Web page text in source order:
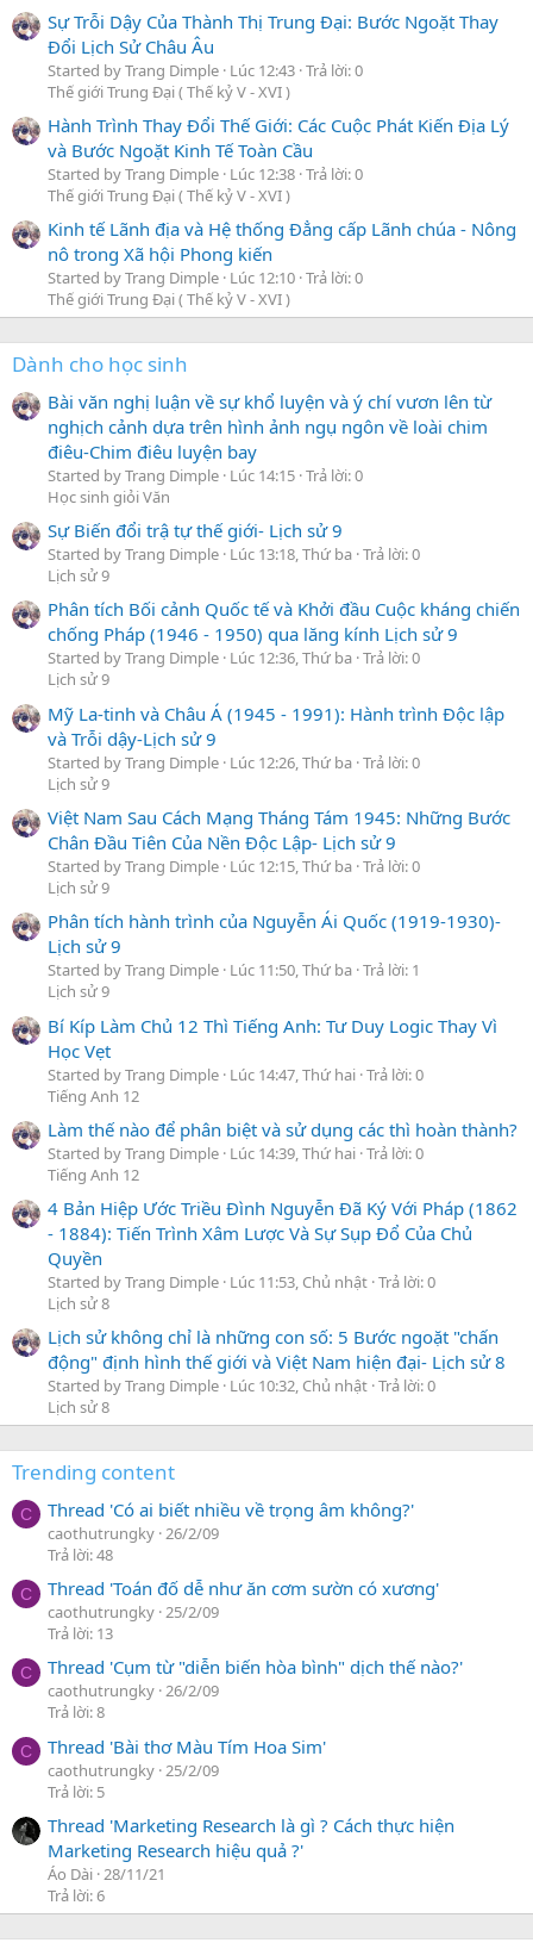
Sự Trỗi Dậy Của Thành Thị Trung Đại: Bước Ngoặt Thay
Đổi Lịch Sử Châu Âu
Started by Trang Dimple Lúc 12:43 Trả lời: 0
Thế giới Trung Đại ( Thế kỷ V - XVI )
Hành Trình Thay Đổi Thế Giới: Các Cuộc Phát Kiến Địa Lý
và Bước Ngoặt Kinh Tế Toàn Cầu
Started by Trang Dimple Lúc 12:38 Trả lời: 0
Thế giới Trung Đại ( Thế kỷ V - XVI )
Kinh tế Lãnh địa và Hệ thống Đẳng cấp Lãnh chúa - Nông
nô trong Xã hội Phong kiến
Started by Trang Dimple Lúc 12:10 Trả lời: 0
Thế giới Trung Đại ( Thế kỷ V - XVI )
Dành cho học sinh
Bài văn nghị luận về sự khổ luyện và ý chí vươn lên từ
nghịch cảnh dựa trên hình ảnh ngụ ngôn về loài chim
điêu-Chim điêu luyện bay
Started by Trang Dimple Lúc 14:15 Trả lời: 0
Học sinh giỏi Văn
Sự Biến đổi trậ tự thế giới- Lịch sử 9
Started by Trang Dimple Lúc 13:18, Thứ ba Trả lời: 0
Lịch sử 9
Phân tích Bối cảnh Quốc tế và Khởi đầu Cuộc kháng chiến
chống Pháp (1946 - 1950) qua lăng kính Lịch sử 9
Started by Trang Dimple Lúc 12:36, Thứ ba Trả lời: 0
Lịch sử 9
Mỹ La-tinh và Châu Á (1945 - 1991): Hành trình Độc lập
và Trỗi dậy-Lịch sử 9
Started by Trang Dimple Lúc 12:26, Thứ ba Trả lời: 0
Lịch sử 9
Việt Nam Sau Cách Mạng Tháng Tám 1945: Những Bước
Chân Đầu Tiên Của Nền Độc Lập- Lịch sử 9
Started by Trang Dimple Lúc 12:15, Thứ ba Trả lời: 0
Lịch sử 9
Phân tích hành trình của Nguyễn Ái Quốc (1919-1930)-
Lịch sử 9
Started by Trang Dimple Lúc 11:50, Thứ ba Trả lời: 1
Lịch sử 9
Bí Kíp Làm Chủ 12 Thì Tiếng Anh: Tư Duy Logic Thay Vì
Học Vẹt
Started by Trang Dimple Lúc 14:47, Thứ hai Trả lời: 0
Tiếng Anh 12
Làm thế nào để phân biệt và sử dụng các thì hoàn thành?
Started by Trang Dimple Lúc 14:39, Thứ hai Trả lời: 0
Tiếng Anh 12
4 Bản Hiệp Ước Triều Đình Nguyễn Đã Ký Với Pháp (1862
- 1884): Tiến Trình Xâm Lược Và Sự Sụp Đổ Của Chủ
Quyền
Started by Trang Dimple Lúc 11:53, Chủ nhật Trả lời: 0
Lịch sử 8
Lịch sử không chỉ là những con số: 5 Bước ngoặt "chấn
động" định hình thế giới và Việt Nam hiện đại- Lịch sử 8
Started by Trang Dimple Lúc 10:32, Chủ nhật Trả lời: 0
Lịch sử 8
Trending content
C Thread 'Có ai biết nhiều về trọng âm không?'
caothutrungky 26/2/09
Trả lời: 48
C Thread 'Toán đố dễ như ăn cơm sườn có xương'
caothutrungky 25/2/09
Trả lời: 13
C Thread 'Cụm từ "diễn biến hòa bình" dịch thế nào?'
caothutrungky 26/2/09
Trả lời: 8
C Thread 'Bài thơ Màu Tím Hoa Sim'
caothutrungky 25/2/09
Trả lời: 5
Thread 'Marketing Research là gì ? Cách thực hiện
Marketing Research hiệu quả ?'
Áo Dài 28/11/21
Trả lời: 6